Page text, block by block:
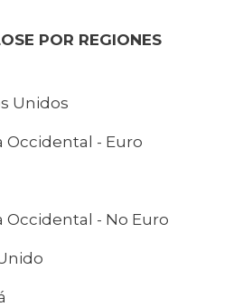
POR REGIONES
Unidos
Occidental - Euro
Occidental - No Euro